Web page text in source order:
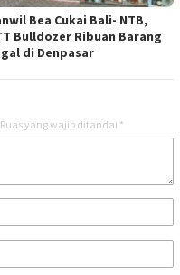
Bea Cukai Bali- NTB,
Bulldozer Ribuan Barang
di Denpasar
Ruas yang wajib ditandai *